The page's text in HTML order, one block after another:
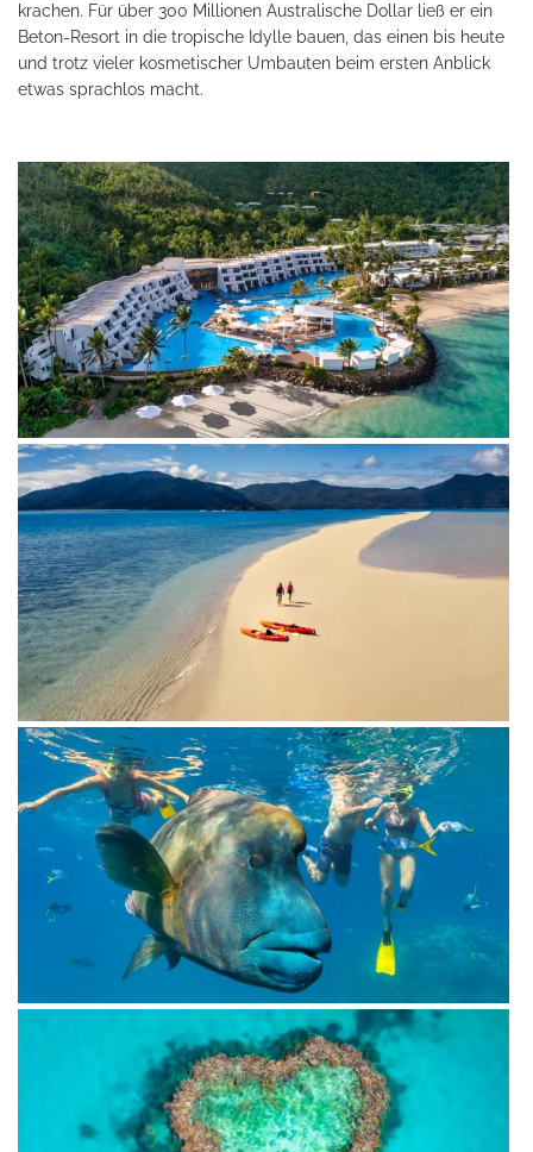
krachen. Für über 300 Millionen Australische Dollar ließ er ein
Beton-Resort in die tropische Idylle bauen, das einen bis heute
und trotz vieler kosmetischer Umbauten beim ersten Anblick
etwas sprachlos macht.